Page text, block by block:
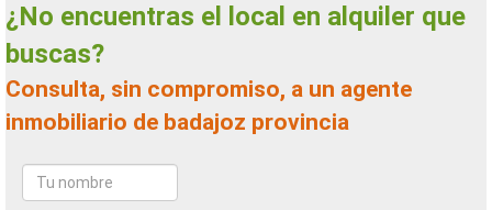
¿No encuentras el local en alquiler que
buscas?
Consulta, sin compromiso, a un agente
inmobiliario de badajoz provincia